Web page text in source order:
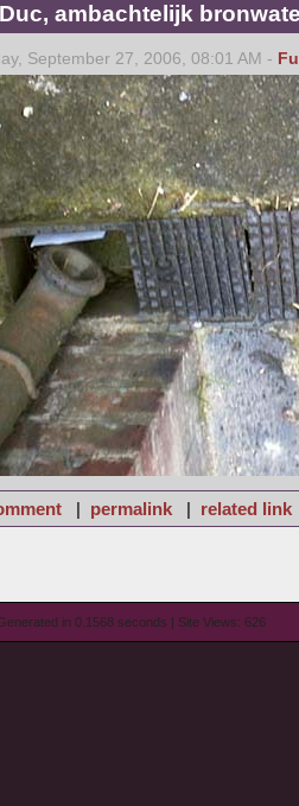
ambachtelijk
September 27, 2006, 08:01 AM -
| permalink| related link
in 0.1568 seconds | Site Views: 626